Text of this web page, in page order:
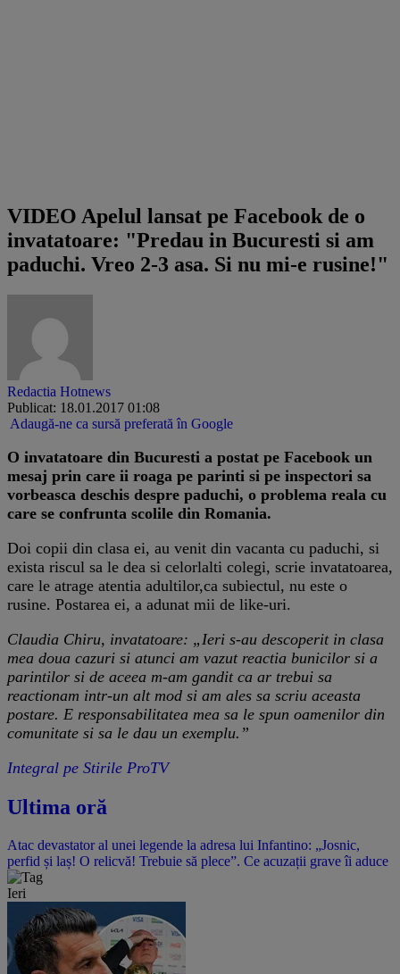
VIDEO Apelul lansat pe Facebook de o
invatatoare: "Predau in Bucuresti si am
paduchi. Vreo 2-3 asa. Si nu mi-e rusine!"
Redactia Hotnews
Publicat: 18.01.2017 01:08
Adaugă-ne ca sursă preferată în Google
O invatatoare din Bucuresti a postat pe Facebook un
mesaj prin care ii roaga pe parinti si pe inspectori sa
vorbeasca deschis despre paduchi, o problema reala cu
care se confrunta scolile din Romania.
Doi copii din clasa ei, au venit din vacanta cu paduchi, si
exista riscul sa le dea si celorlalti colegi, scrie invatatoarea,
care le atrage atentia adultilor,ca subiectul, nu este o
rusine. Postarea ei, a adunat mii de like-uri.
Claudia Chiru, invatatoare: „Ieri s-au descoperit in clasa
mea doua cazuri si atunci am vazut reactia bunicilor si a
parintilor si de aceea m-am gandit ca ar trebui sa
reactionam intr-un alt mod si am ales sa scriu aceasta
postare. E responsabilitatea mea sa le spun oamenilor din
comunitate si sa le dau un exemplu.”
Integral pe Stirile ProTV
Ultima oră
Atac devastator al unei legende la adresa lui Infantino: „Josnic,
perfid și laș! O relicvă! Trebuie să plece”. Ce acuzații grave îi aduce
Ieri